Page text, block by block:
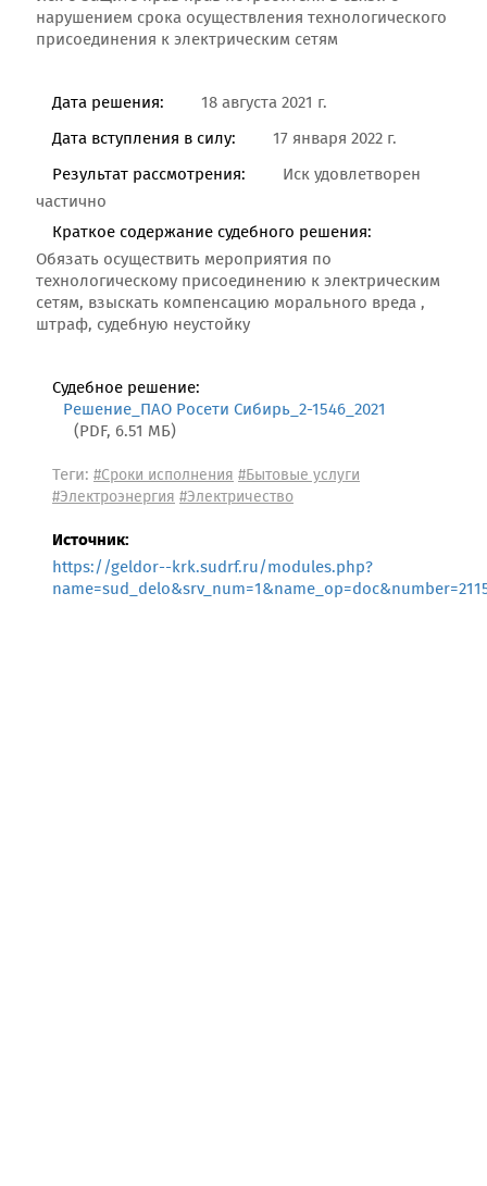
нарушением срока осуществления технологического
присоединения к электрическим сетям
Дата решения:
18 августа 2021 г.
Дата вступления в силу:
17 января 2022 г.
Результат рассмотрения:
Иск удовлетворен
частично
Краткое содержание судебного решения:
Обязать осуществить мероприятия по
технологическому присоединению к электрическим
сетям, взыскать компенсацию морального вреда ,
штраф, судебную неустойку
Судебное решение:
Решение_ПАО Росети Сибирь_2-1546_2021
(PDF, 6.51 МБ)
Теги: #Сроки исполнения#Бытовые услуги
#Электроэнергия#Электричество
Источник:
https://geldor--krk.sudrf.ru/modules.php?